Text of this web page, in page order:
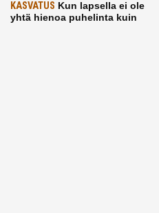
KASVATUS Kun lapsella ei ole
yhtä hienoa puhelinta kuin